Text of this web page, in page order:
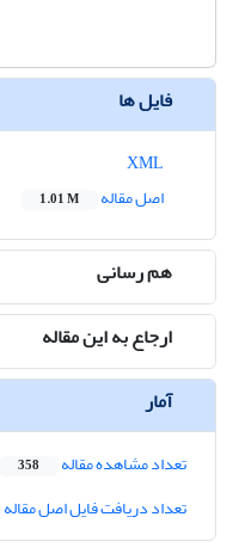
فایل ها
اصل مقاله
1.01 M
هم رسانی
ارجاع به این مقاله
آمار
تعداد مشاهده مقاله 358
تعداد دریافت فایل اصل مقاله